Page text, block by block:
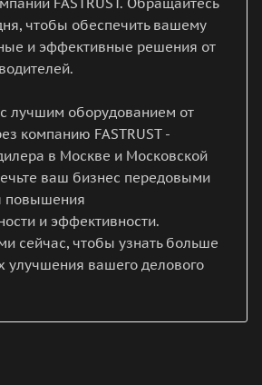
чтобы обеспечить вашему
и эффективные решения от
лучшим оборудованием от
компанию FASTRUST -
в Москве и Московской
ваш бизнес передовыми
повышения
и эффективности.
сейчас, чтобы узнать больше
улучшения вашего делового